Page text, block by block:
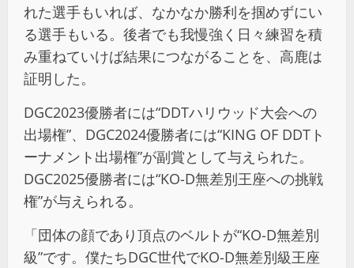
れた選手もいれば、なかなか勝利を掴めずにい
る選手もいる。後者でも我慢強く日々練習を積
み重ねていけば結果につながることを、高鹿は
証明した。
DGC2023優勝者には“DDTハリウッド大会への
出場権”、DGC2024優勝者には“KING OF DDTト
ーナメント出場権”が副賞として与えられた。
DGC2025優勝者には“KO-D無差別王座への挑戦
権”が与えられる。
「団体の顔であり頂点のベルトが“KO-D無差別
級”です。僕たちDGC世代でKO-D無差別級王座